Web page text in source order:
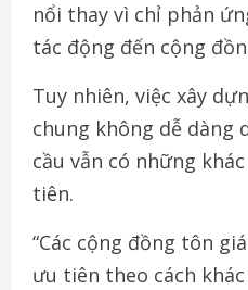
nổi thay vì chỉ phản
tác động đến cộng
Tuy nhiên, việc xây
chung không dễ dàng
cầu vẫn có những
tiên.
“Các cộng đồng tôn
ưu tiên theo cách khác